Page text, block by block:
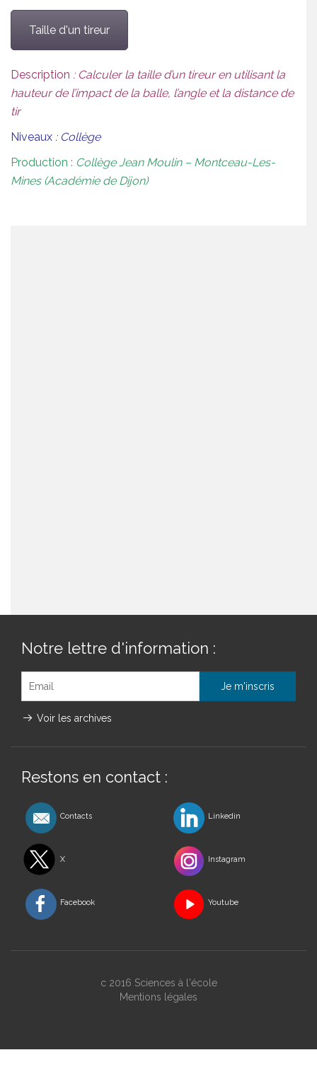
Taille d'un tireur
Description : Calculer la taille d’un tireur en utilisant la
hauteur de l’impact de la balle, l’angle et la distance de
tir
Niveaux : Collège
Production : Collège Jean Moulin – Montceau-Les-
Mines (Académie de Dijon)
Notre lettre d'information :
Voir les archives
Restons en contact :
Contacts Linkedin
X Instagram
Facebook Youtube
c 2016 Sciences à l'école
Mentions légales